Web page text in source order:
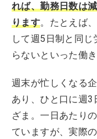
れば、勤務日数は
ります。たとえば
して週5日制と同
らないといった働
週末が忙しくなる
あり、ひと口に週3
ざま。一日あたり
ていますが、実際